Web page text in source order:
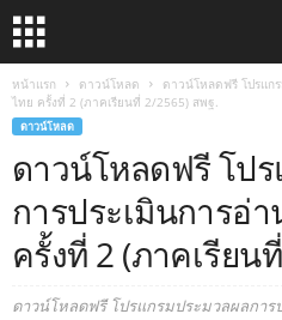
หน้าแรก ดาวน์โหลด
ดาวน์โหลดฟรี โปรแก
ไทย ครั้งที่ 2 (ภาคเรียนที่ 2/2565) สพฐ.
ดาวน์โหลด
ดาวน์โหลดฟรี โป
การประเมินการอ่
ครั้งที่ 2 (ภาคเรียน
ดาวน์โหลดฟรี โปรแกรมประมวลผลกา